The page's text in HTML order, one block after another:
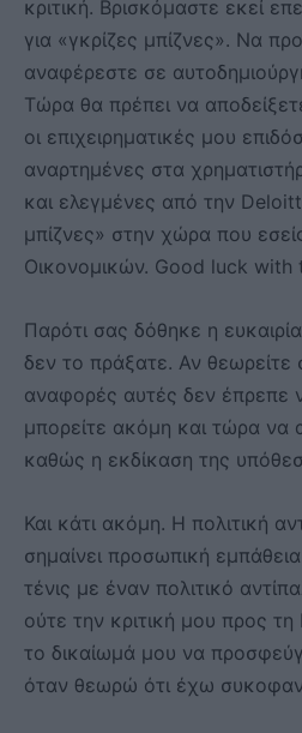
κριτική. Βρισκόμαστε εκεί
για «γκρίζες μπίζνες». Να
αναφέρεστε σε
Τώρα θα πρέπει να
οι επιχειρηματικές μου
αναρτημένες στα
και ελεγμένες από την
μπίζνες» στην χώρα που
Οικονομικών. Good luck with
Παρότι σας δόθηκε η
δεν το πράξατε. Αν θεωρείτε
αναφορές αυτές δεν έπρεπε
μπορείτε ακόμη και τώρα να
καθώς η εκδίκαση της
Και κάτι ακόμη. Η πολιτική
σημαίνει προσωπική
τένις με έναν πολιτικό
ούτε την κριτική μου προς
το δικαίωμά μου να
όταν θεωρώ ότι έχω